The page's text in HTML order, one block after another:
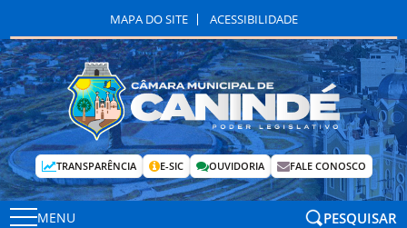
MAPA DO SITE ACESSIBILIDADE
TRANSPARÊNCIA E-SIC OUVIDORIA FALE CONOSCO
MENU PESQUISAR